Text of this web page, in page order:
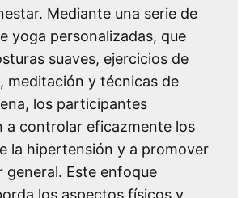
Mediante una serie de
yoga personalizadas, que
suaves, ejercicios de
meditación y técnicas de
los participantes
a controlar eficazmente los
la hipertensión y a promover
general. Este enfoque
los aspectos físicos y